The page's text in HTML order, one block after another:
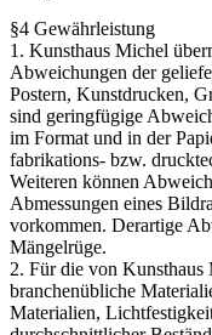
§4 Gewährleistung
1. Kunsthaus Michel
Abweichungen der
Postern, Kunstdrucken,
sind geringfügige
im Format und in der
fabrikations- bzw.
Weiteren können
Abmessungen eines
vorkommen. Derartige
Mängelrüge.
2. Für die von Kunsthaus
branchenübliche
Materialien,